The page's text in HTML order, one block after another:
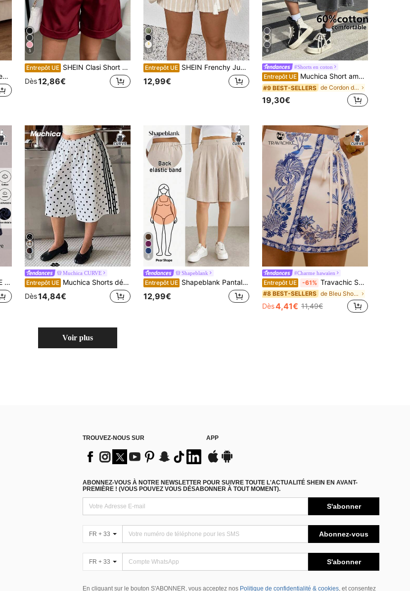
5
Entrepôt UE SHEIN Clasi Short plissé décontracté avec poches pour femmes grandes tailles, couleur unie
Dès12,86€
14
Entrepôt UE SHEIN Frenchy Jupe-short décontractée à imprimé rayé pour femmes grandes tailles, polyvalente pour le printemps & l'été, vacances pour femmes
12,99€
9
#Shorts en coton
Entrepôt UE Muchica Short ample à taille élastique lavé, grande taille
#9 BEST-SELLERS de Cordon de serrage Shorts grande taille
19,30€
4
Muchica CURVE
Entrepôt UE Muchica Shorts décontractés polyvalents à pois pour femmes grandes tailles, pour sorties quotidiennes
Dès14,84€
8
Shapeblank
Entrepôt UE Shapeblank Pantalon large à taille élastique pour femmes grandes tailles, printemps/été, style décontracté, ample et confortable, polyvalent et affinant, couleur abricot, jambe large, culotte 5 points, short d'été, style simple, bas pour femmes, tenues de sortie, été européen
12,99€
#Charme hawaïen
Entrepôt UE -61% Travachic Short bohème décontracté grande taille pour vacances à la plage avec décoration de nœud et ourlet à volants pour femmes
#8 BEST-SELLERS de Bleu Shorts grande taille
Dès4,41€ 11,49€
Voir plus
TROUVEZ-NOUS SUR APP
ABONNEZ-VOUS À NOTRE NEWSLETTER POUR SUIVRE TOUTE L'ACTUALITÉ SHEIN EN AVANT-
PREMIÈRE ! (VOUS POUVEZ VOUS DÉSABONNER À TOUT MOMENT).
S'abonner
FR + 33 Abonnez-vous
FR + 33 S'abonner
En cliquant sur le bouton S'ABONNER, vous acceptez nos Politique de confidentialité & cookies, et consentez